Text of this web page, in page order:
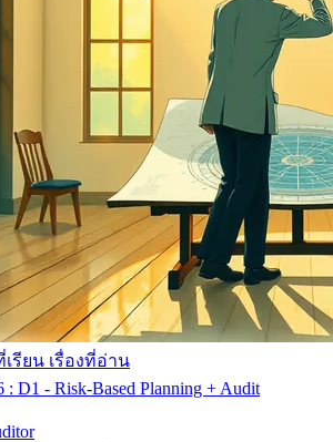
เรียน เรื่องที่อ่าน
D1 - Risk-Based Planning + Audit